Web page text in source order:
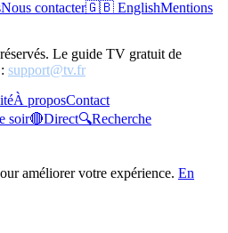
Nous contacter🇬🇧 EnglishMentions
Le guide TV gratuit de
support@tv.fr
À proposContact
soir🔴Direct🔍Recherche
améliorer votre expérience. En